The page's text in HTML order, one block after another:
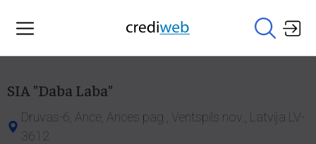
SIA "Daba Laba"
Druvas-6, Ance, Ances pag., Ventspils nov., Latvija LV-
3612